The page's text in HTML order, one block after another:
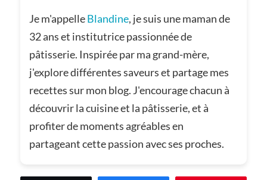
Je m'appelleBlandine, je suis une maman de
32 ans et institutrice passionnée de
pâtisserie. Inspirée par ma grand-mère,
j'explore différentes saveurs et partage mes
recettes sur mon blog. J'encourage chacun à
découvrir la cuisine et la pâtisserie, et à
profiter de moments agréables en
partageant cette passion avec ses proches.